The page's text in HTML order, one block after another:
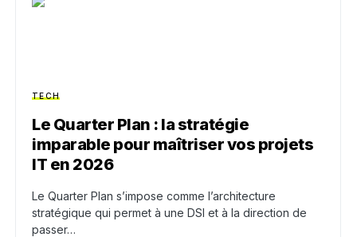
TECH
Le Quarter Plan : la stratégie
imparable pour maîtriser vos projets
IT en 2026
Le Quarter Plan s’impose comme l’architecture
stratégique qui permet à une DSI et à la direction de
passer…